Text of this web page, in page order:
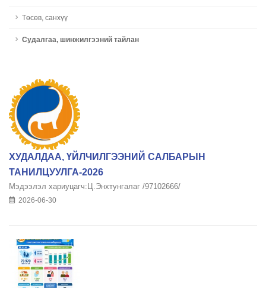
Төсөв, санхүү
Судалгаа, шинжилгээний тайлан
ХУДАЛДАА, ҮЙЛЧИЛГЭЭНИЙ САЛБАРЫН
ТАНИЛЦУУЛГА-2026
Мэдээлэл хариуцагч:Ц.Энхтунгалаг /97102666/
2026-06-30